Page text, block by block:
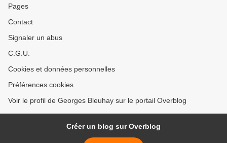
Pages
Contact
Signaler un abus
C.G.U.
Cookies et données personnelles
Préférences cookies
Voir le profil de Georges Bleuhay sur le portail Overblog
Créer un blog sur Overblog